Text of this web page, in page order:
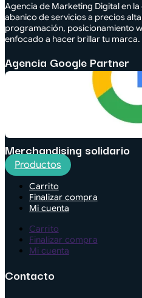
Agencia de Marketing Digital en
abanico de servicios a precios
programación, posicionamiento
enfocado a hacer brillar tu marca.
Agencia Google Partner
Merchandising solidario
Productos
Carrito
Finalizar compra
Mi cuenta
Carrito
Finalizar compra
Mi cuenta
Contacto